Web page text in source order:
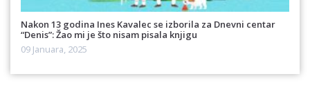
Nakon 13 godina Ines Kavalec se izborila za Dnevni centar
“Denis”: Žao mi je što nisam pisala knjigu
09 Januara, 2025